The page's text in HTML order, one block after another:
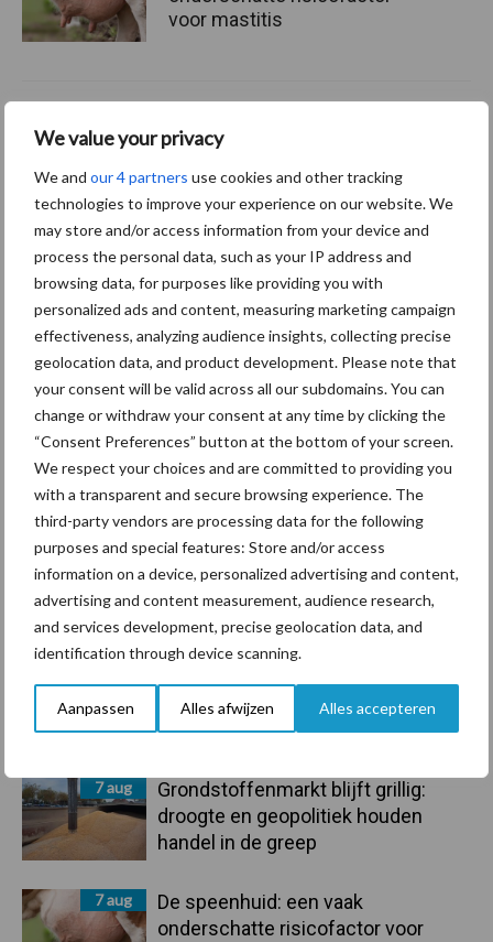
We value your privacy
We and our 4 partners use cookies and other tracking
technologies to improve your experience on our website. We
may store and/or access information from your device and
process the personal data, such as your IP address and
browsing data, for purposes like providing you with
personalized ads and content, measuring marketing campaign
effectiveness, analyzing audience insights, collecting precise
geolocation data, and product development. Please note that
your consent will be valid across all our subdomains. You can
change or withdraw your consent at any time by clicking the
“Consent Preferences” button at the bottom of your screen.
We respect your choices and are committed to providing you
with a transparent and secure browsing experience. The
third-party vendors are processing data for the following
purposes and special features: Store and/or access
information on a device, personalized advertising and content,
advertising and content measurement, audience research,
and services development, precise geolocation data, and
identification through device scanning.
Aanpassen Alles afwijzen Alles accepteren
Primaire
Recent nieuws Partner nieuws
7 aug
Grondstoffenmarkt blijft grillig:
droogte en geopolitiek houden
handel in de greep
7 aug
De speenhuid: een vaak
onderschatte risicofactor voor
voor mastitis
marktaandeel groeien in
markt
Themapagina's
Diergezondheid Bemesting Fokkerij
Bedrijfsnieuws
Ligbox &
Voerhekken
Toon meer